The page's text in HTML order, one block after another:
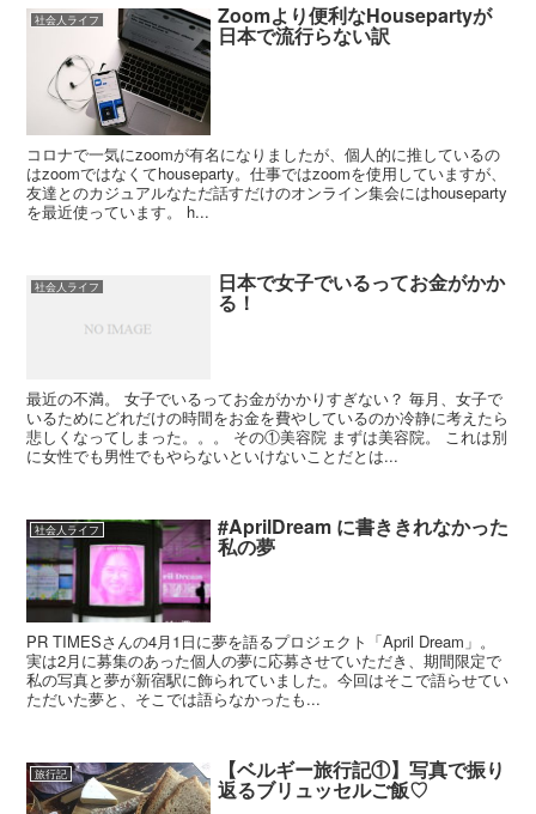
社会人ライフ Zoomより便利なHousepartyが
日本で流行らない訳
コロナで一気にzoomが有名になりましたが、個人的に推しているの
はzoomではなくてhouseparty。仕事ではzoomを使用していますが、
友達とのカジュアルなただ話すだけのオンライン集会にはhouseparty
を最近使っています。 h...
社会人ライフ 日本で女子でいるってお金がかか
る！
最近の不満。 女子でいるってお金がかかりすぎない？ 毎月、女子で
いるためにどれだけの時間をお金を費やしているのか冷静に考えたら
悲しくなってしまった。。。 その①美容院 まずは美容院。 これは別
に女性でも男性でもやらないといけないことだとは...
社会人ライフ #AprilDream に書ききれなかった
私の夢
PR TIMESさんの4月1日に夢を語るプロジェクト「April Dream」。
実は2月に募集のあった個人の夢に応募させていただき、期間限定で
私の写真と夢が新宿駅に飾られていました。今回はそこで語らせてい
ただいた夢と、そこでは語らなかったも...
旅行記 【ベルギー旅行記①】写真で振り
返るブリュッセルご飯♡